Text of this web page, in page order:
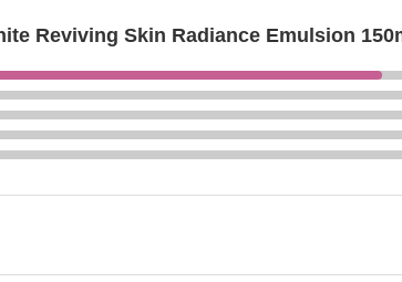
Reviving Skin Radiance Emulsion